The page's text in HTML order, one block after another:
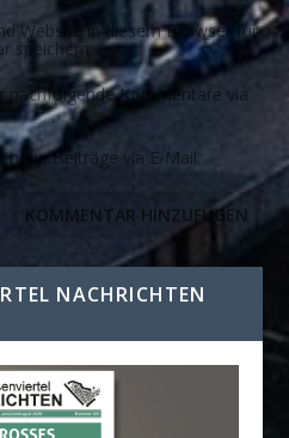
Website in diesem Browser für
speichern.
nachfolgende Kommentare via
Beiträge via E-Mail.
NACHRICHTEN A